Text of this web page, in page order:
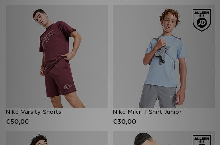
Nike Varsity Shorts
€50,00
Nike Miler T-Shirt Junior
€30,00